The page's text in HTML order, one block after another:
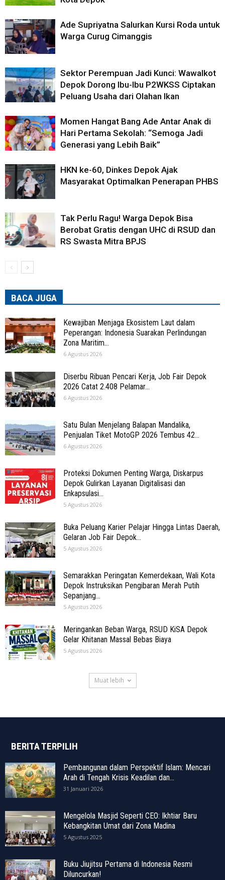
Ade Supriyatna Salurkan Kursi Roda untuk
Warga Curug Cimanggis
Sektor Perempuan Jadi Kunci: Wawalkot
Depok Dorong Ibu-Ibu P2WKSS Ciptakan
Peluang Usaha dari Olahan Ikan
Momen Hangat Bang Ade Antar Anak di
Hari Pertama Sekolah: “Semoga Jadi
Generasi yang Lebih Baik”
HKN ke-60, Dinkes Depok Ajak
Masyarakat Optimalkan Penerapan PHBS
Tak Perlu Ragu! Warga Depok Bisa
Berobat Gratis dengan UHC di RSUD dan
RS Swasta Mitra BPJS
BACA JUGA
Kewajiban Menjaga Ekosistem Laut dalam
Peperangan: Indonesia Suarakan Perlindungan
Zona Maritim...
6 Agustus 2026
Diserbu Ribuan Pencari Kerja, Job Fair Depok
2026 Catat 2.408 Pelamar...
6 Agustus 2026
Satu Bulan Menjelang Balapan Mandalika,
Penjualan Tiket MotoGP 2026 Tembus 42...
6 Agustus 2026
Proteksi Dokumen Penting Warga, Diskarpus
Depok Gulirkan Layanan Digitalisasi dan
Enkapsulasi...
5 Agustus 2026
Buka Peluang Karier Pelajar Hingga Lintas Daerah,
Gelaran Job Fair Depok...
5 Agustus 2026
Semarakkan Peringatan Kemerdekaan, Wali Kota
Depok Instruksikan Pengibaran Merah Putih
Sepanjang...
5 Agustus 2026
Meringankan Beban Warga, RSUD KiSA Depok
Gelar Khitanan Massal Bebas Biaya
5 Agustus 2026
Muat lebih
BERITA TERPILIH
Pembangunan dalam Perspektif Islam: Mencari
Arah di Tengah Krisis Keadilan dan...
31 Januari 2026
Mengelola Masjid Seperti CEO: Ikhtiar Baru
Kebangkitan Umat dari Zona Madina
5 Agustus 2025
Buku Jiujitsu Pertama di Indonesia Resmi
Diluncurkan!